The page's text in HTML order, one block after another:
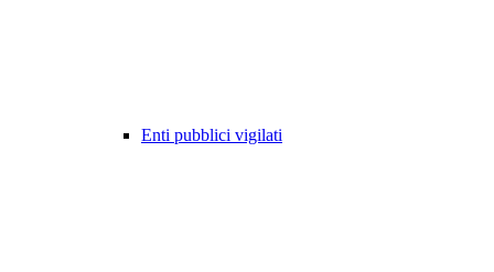
Enti pubblici vigilati